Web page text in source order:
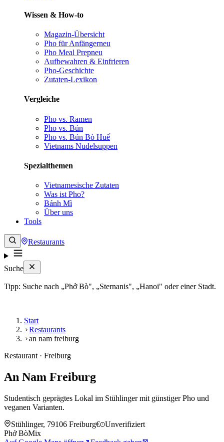
Wissen & How-to
Magazin-Übersicht
Pho für Anfängerneu
Pho Meal Prepneu
Aufbewahren & Einfrieren
Pho-Geschichte
Zutaten-Lexikon
Vergleiche
Pho vs. Ramen
Pho vs. Bún
Pho vs. Bún Bò Huế
Vietnams Nudelsuppen
Spezialthemen
Vietnamesische Zutaten
Was ist Pho?
Bánh Mì
Über uns
Tools
Restaurants
Suche
Tipp: Suche nach „Phở Bò", „Sternanis", „Hanoi" oder einer Stadt.
Start
Restaurants
an nam freiburg
Restaurant · Freiburg
An Nam Freiburg
Studentisch geprägtes Lokal im Stühlinger mit günstiger Pho und
veganen Varianten.
Stühlinger, 79106 Freiburg€ Unverifiziert
Phở BòMix